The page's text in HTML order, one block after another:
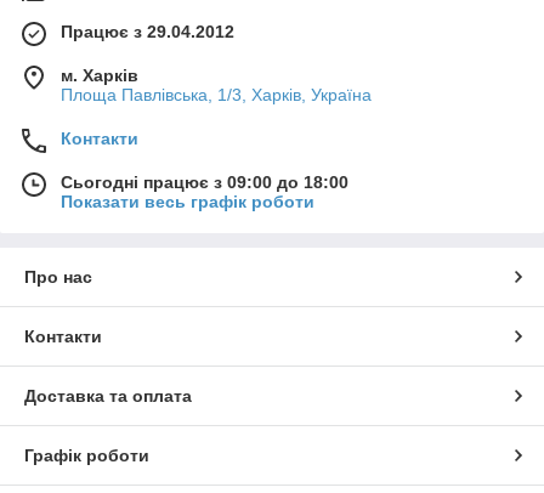
Працює з 29.04.2012
м. Харків
Площа Павлівська, 1/3, Харків, Україна
Контакти
Сьогодні працює з 09:00 до 18:00
Показати весь графік роботи
Про нас
Контакти
Доставка та оплата
Графік роботи